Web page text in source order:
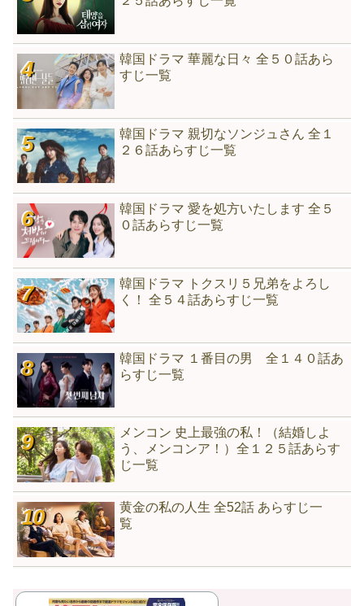
韓国ドラマ 華麗な日々 全５０話あら
すじ一覧
韓国ドラマ 親切なソンジュさん 全１
２６話あらすじ一覧
韓国ドラマ 愛を処方いたします 全５
０話あらすじ一覧
韓国ドラマ トクスリ５兄弟をよろし
く！ 全５４話あらすじ一覧
韓国ドラマ １番目の男 全１４０話あ
らすじ一覧
メンコン 史上最強の私！（結婚しよ
う、メンコンア！）全１２５話あらす
じ一覧
黄金の私の人生 全52話 あらすじ一
覧